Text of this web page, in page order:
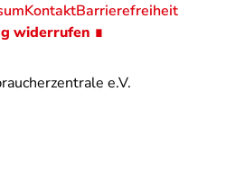
e.V.
KontaktBarrierefreiheit
widerrufen ∎